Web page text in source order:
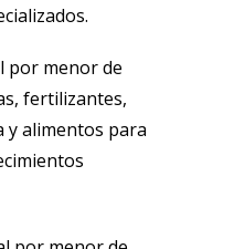
por menor de
fertilizantes,
y alimentos para